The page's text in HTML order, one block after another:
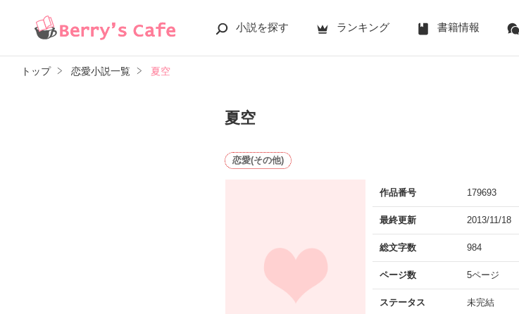
小説を探す ランキング 書籍情報
トップ 恋愛小説一覧 夏空
夏空
恋愛(その他)
作品番号 179693
最終更新 2013/11/18
総文字数 984
ページ数 5ページ
ステータス 未完結